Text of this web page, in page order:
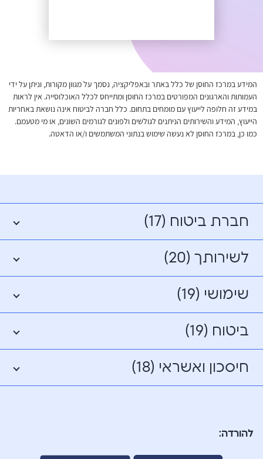
המידע במרכז החוסן של כלל באתר ובאפליקציה, נסמך על מגוון מקורות, וניתן על ידי
העמותות והארגונים המפורטים במרכז החוסן ומתייחס לכלל האוכלוסייה. אין לראות
במידע זה חלופה לייעוץ עם מומחים בתחום. כלל חברה לביטוח אינה נושאת באחריות
הייעוץ, המידע והשירותים הניתנים לגולשים ולפונים לגורמים השונים, או מי מטעמם.
כמו כן, במרכז החוסן לא נעשה שימוש בנתוני המשתמשים ו/או הדאטה.
חברת ביטוח (17)
לשירותך (20)
שימושי (19)
ביטוח (19)
חיסכון ואשראי (18)
להורדה: